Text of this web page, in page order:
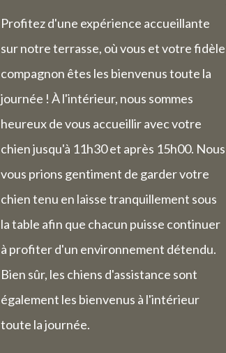
Profitez d'une expérience accueillante
sur notre terrasse, où vous et votre fidèle
compagnon êtes les bienvenus toute la
journée ! À l'intérieur, nous sommes
heureux de vous accueillir avec votre
chien jusqu'à 11h30 et après 15h00. Nous
vous prions gentiment de garder votre
chien tenu en laisse tranquillement sous
la table afin que chacun puisse continuer
à profiter d'un environnement détendu.
Bien sûr, les chiens d'assistance sont
également les bienvenus à l'intérieur
toute la journée.